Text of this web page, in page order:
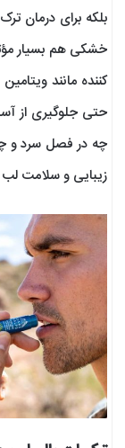
بلکه برای درمان
خشکی هم بسیار
حتی جلوگیری از
چه در فصل سرد و
زیبایی و سلامت